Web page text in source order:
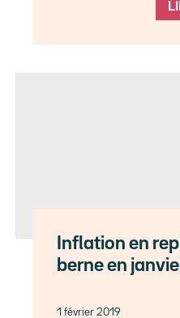
Inflation en
berne en
1 février 2019